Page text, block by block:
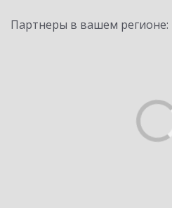
Партнеры в вашем регионе: